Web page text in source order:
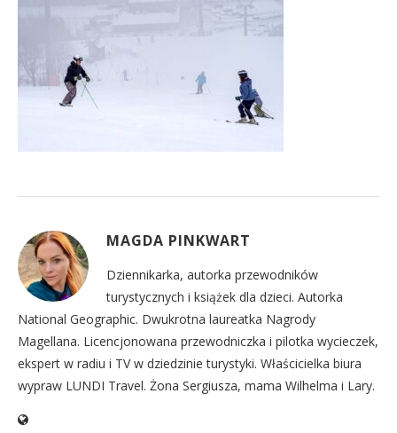
MAGDA PINKWART
Dziennikarka, autorka przewodników
turystycznych i książek dla dzieci. Autorka
National Geographic. Dwukrotna laureatka Nagrody
Magellana. Licencjonowana przewodniczka i pilotka wycieczek,
ekspert w radiu i TV w dziedzinie turystyki. Właścicielka biura
wypraw LUNDI Travel. Żona Sergiusza, mama Wilhelma i Lary.